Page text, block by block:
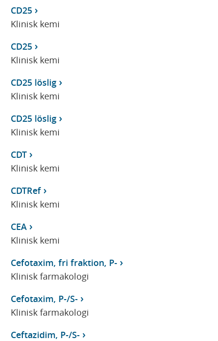
CD25
Klinisk kemi
CD25
Klinisk kemi
CD25 löslig
Klinisk kemi
CD25 löslig
Klinisk kemi
CDT
Klinisk kemi
CDTRef
Klinisk kemi
CEA
Klinisk kemi
Cefotaxim, fri fraktion, P-
Klinisk farmakologi
Cefotaxim, P-/S-
Klinisk farmakologi
Ceftazidim, P-/S-